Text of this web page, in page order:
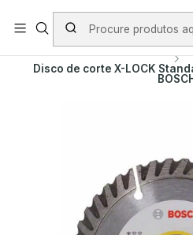
PORTES INCLUÍDOS EM
PRODUTOS
Disco de corte X-LOCK